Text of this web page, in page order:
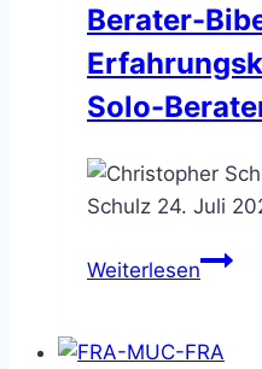
Du
Berater-
Solo-
Schulz 24. Juli
Weiterlesen
das